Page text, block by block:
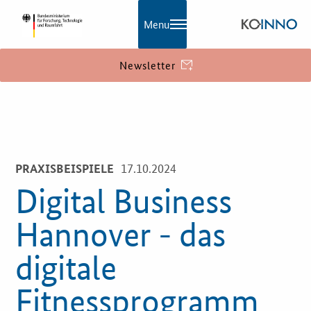
Praxisbeispiele
Publikationen
KOINNOmagazin
Netzwerk
Menu
Newsletter
PRAXISBEISPIELE 17.10.2024
Digital Business
Hannover - das
digitale
Fitnessprogramm